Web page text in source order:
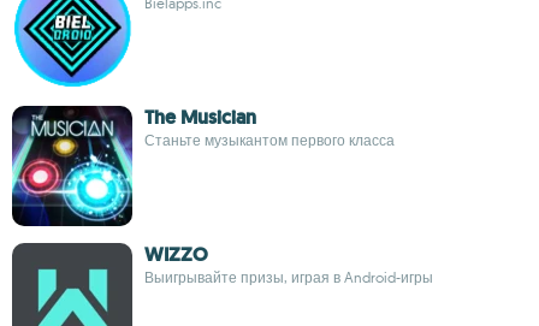
The Musician
Станьте музыкантом первого класса
WIZZO
Выигрывайте призы, играя в Android-игры